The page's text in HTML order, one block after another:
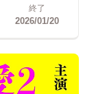
終了
2026/01/20